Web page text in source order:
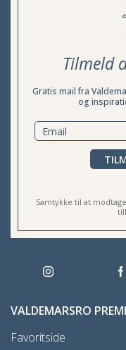
Tilmeld
Gratis mail fra
og
Samtykke til at
VALDEMARSRO
Favoritside